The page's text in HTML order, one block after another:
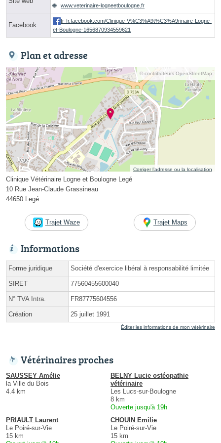
www.veterinaire-logneetboulogne.fr
Facebook
fr-fr.facebook.com/Clinique-V%C3%A9t%C3%A9rinaire-Logne-
et-Boulogne-1656870934559621
Plan et adresse
© contributeurs OpenStreetMap
Corriger l’adresse ou la localisation
Clinique Vétérinaire Logne et Boulogne Legé
10 Rue Jean-Claude Grassineau
44650 Legé
Trajet Waze Trajet Maps
Informations
Forme juridique Société d'exercice libéral à responsabilité limitée
SIRET 77560455600040
N° TVA Intra. FR87775604556
Création 25 juillet 1991
Éditer les informations de mon vétérinaire
Vétérinaires proches
SAUSSEY Amélie
la Ville du Bois
4.4 km
BELNY Lucie ostéopathie
vétérinaire
Les Lucs-sur-Boulogne
8 km
Ouverte jusqu'à 19h
PRIAULT Laurent
Le Poiré-sur-Vie
15 km
CHOUIN Emilie
Le Poiré-sur-Vie
15 km